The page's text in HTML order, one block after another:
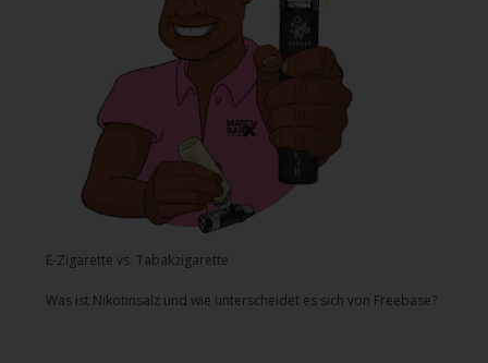
E-Zigarette vs. Tabakzigarette
Was ist Nikotinsalz und wie unterscheidet es sich von Freebase?